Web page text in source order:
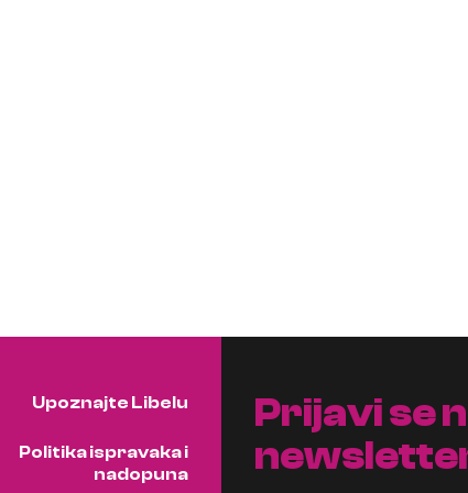
Upoznajte Libelu
Politika ispravaka i
nadopuna
Prijavi se